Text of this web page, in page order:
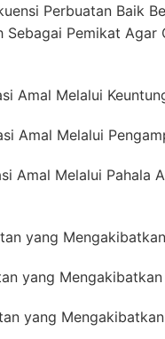
Perbuatan Baik
Sebagai Pemikat Agar
Amal Melalui
Amal Melalui
Amal Melalui Pahala
yang
yang
yang